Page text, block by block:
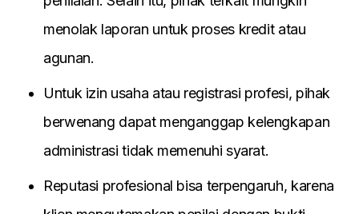
menolak laporan untuk proses kredit atau
agunan.
Untuk izin usaha atau registrasi profesi, pihak
berwenang dapat menganggap kelengkapan
administrasi tidak memenuhi syarat.
Reputasi profesional bisa terpengaruh, karena